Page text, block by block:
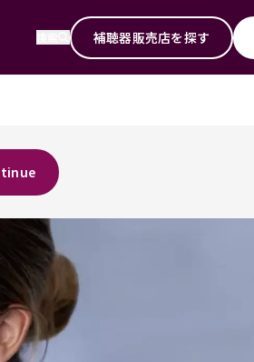
補聴器販売店を探す